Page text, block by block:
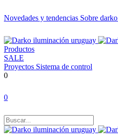
Novedades y tendencias Sobre darko
Productos
SALE
Proyectos Sistema de control
0
0